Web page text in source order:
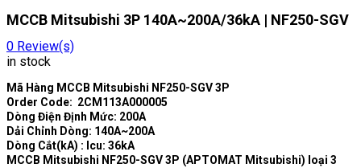
MCCB Mitsubishi 3P 140A~200A/36kA | NF250-SGV
0 Review(s)
in stock
Mã Hàng MCCB Mitsubishi NF250-SGV 3P
Order Code: 2CM113A000005
Dòng Điện Định Mức: 200A
Dải Chỉnh Dòng: 140A~200A
Dòng Cắt(kA) : Icu: 36kA
MCCB Mitsubishi NF250-SGV 3P (APTOMAT Mitsubishi) loại 3